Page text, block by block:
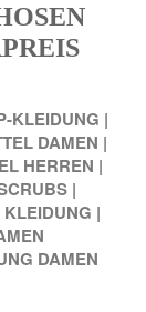
KLEIDUNG |
DAMEN |
HERREN |
|
|
DAMEN